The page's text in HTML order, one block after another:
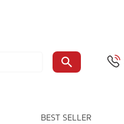
BEST SELLER